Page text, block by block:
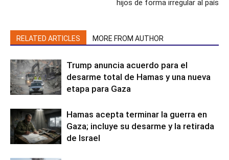
hijos de forma irregular al país
RELATED ARTICLES MORE FROM AUTHOR
Trump anuncia acuerdo para el
desarme total de Hamas y una nueva
etapa para Gaza
Hamas acepta terminar la guerra en
Gaza; incluye su desarme y la retirada
de Israel